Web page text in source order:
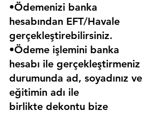
•Ödemenizi banka
hesabından EFT/Havale
gerçekleştirebilirsiniz.
•Ödeme işlemini banka
hesabı ile gerçekleştirmeniz
durumunda ad, soyadınız ve
eğitimin adı ile
birlikte dekontu bize